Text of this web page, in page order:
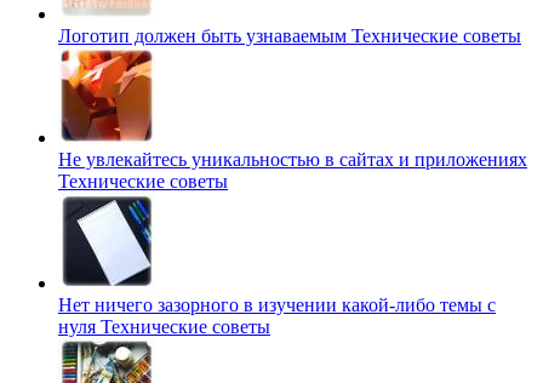
Логотип должен быть узнаваемым Технические советы
Не увлекайтесь уникальностью в сайтах и приложениях
Технические советы
Нет ничего зазорного в изучении какой-либо темы с
нуля Технические советы